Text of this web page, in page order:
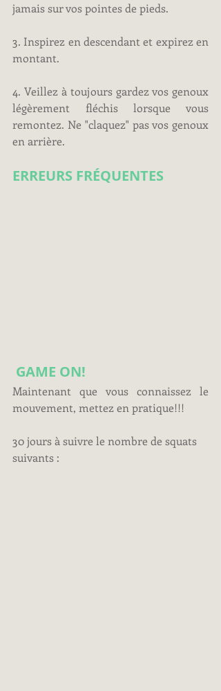
jamais sur vos pointes de pieds.
3. Inspirez en descendant et expirez en
montant.
4. Veillez à toujours gardez vos genoux
légèrement fléchis lorsque vous
remontez. Ne "claquez" pas vos genoux
en arrière.
ERREURS FRÉQUENTES
GAME ON!
Maintenant que vous connaissez le
mouvement, mettez en pratique!!!
30 jours à suivre le nombre de squats
suivants :